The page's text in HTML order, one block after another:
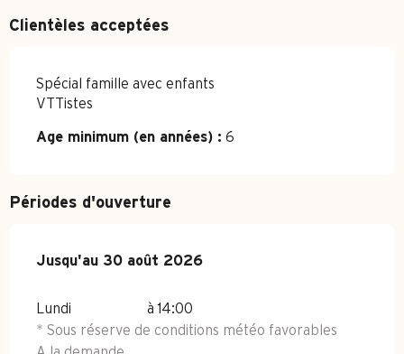
Clientèles acceptées
Spécial famille avec enfants
VTTistes
Age minimum (en années) : 6
Périodes d'ouverture
Du1 juillet 2026au30 août 2026
Jusqu'au 30 août 2026
Lundi
à 14:00
* Sous réserve de conditions météo favorables